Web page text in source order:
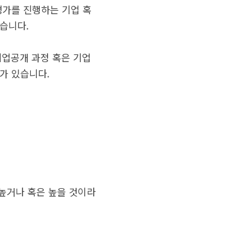
를 진행하는 기업 혹
니다.
공개 과정 혹은 기업
있습니다.
거나 혹은 높을 것이라